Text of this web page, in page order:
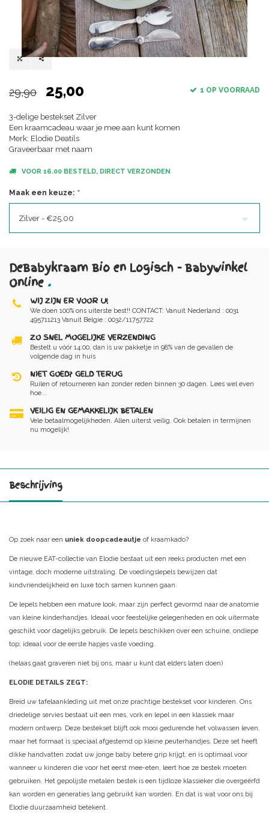
29,90 25,00 1 OP VOORRAAD
3-delige bestekset Zilver
Een kraamcadeau waar je mee aan kunt komen
Merk: Elodie Deatils
Graveerbaar met naam
VOOR 16.00 BESTELD, DIRECT VERZONDEN
Maak een keuze: *
Zilver - €25,00
DeBabykraam Bio en Logisch - Babywinkel
Online .
WIJ ZIJN ER VOOR U!
We doen 100% ons uiterste best!! CONTACT: Vanuit Nederland : 0031
495711213 Vanuit Belgie : 0032/11757722
ZO SNEL MOGELIJKE VERZENDING
Bestelt u vóór 14:00, dan is uw pakketje in 98% van de gevallen de
volgende dag in huis
NIET GOED? GELD TERUG
Ruilen of retourneren kan zonder reden binnen 30 dagen. Lees wel even
hoe...
VEILIG EN GEMAKKELIJK BETALEN
Vele betaalmogelijkheden. Allen uiterst veilig. Ook betalen in termijnen
nu mogelijk!
Beschrijving
Op zoek naar een uniek doopcadeautje of kraamkado?
De nieuwe EAT-collectie van Elodie bestaat uit een reeks producten met een
vintage, doch moderne uitstraling. De voedingslepels bewijzen dat
kindvriendelijkheid en luxe tóch samen kunnen gaan.
De lepels hebben een mature look, maar zijn perfect gevormd naar de anatomie
van kleine kinderhandjes. Ideaal voor feestelijke gelegenheden en ook uitermate
geschikt voor dagelijks gebruik. De lepels beschikken over een schuine, ondiepe
top; ideaal voor de eerste hapjes vaste voeding.
(helaas gaat graveren niet bij ons, maar u kunt dat elders laten doen)
ELODIE DETAILS ZEGT:
Breid uw tafelaankleding uit met onze prachtige bestekset voor kinderen. Ons
driedelige servies bestaat uit een mes, vork en lepel in een klassiek maar
modern ontwerp. Deze bestekset blijft ook mooi gedurende het volwassen leven,
maar het formaat is speciaal afgestemd op kleine peuterhandjes. Deze set heeft
dikke handvatten zodat uw jonge baby betere grip krijgt, en is optimaal voor
wanneer u kinderen die voor het eerst mee-eten, leert hoe ze bestek moeten
gebruiken. Het gepolijste metalen bestek is een tijdloze klassieker die overgeërfd
kan worden en generaties lang gebruikt kan worden. En dat is wat voor ons bij
Elodie duurzaamheid betekent.